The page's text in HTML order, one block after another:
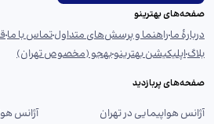
صفحه‌های بهترینو
دربارهٔ ماراهنما و پرسش‌های متداولتماس با ما
بلاگاپلیکیشن بهترینوبهجو (مخصوص تهران)
صفحه‌های پربازدید
آژانس هواپیمایی در تهران
آژانس